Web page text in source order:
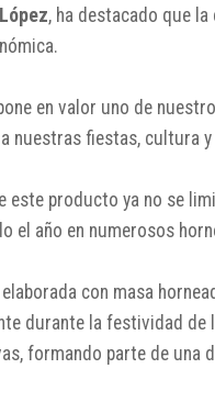
, ha destacado que
en valor uno de
nuestras fiestas, cultura
este producto ya no se
el año en numerosos
con masa
durante la festividad de
formando parte de una